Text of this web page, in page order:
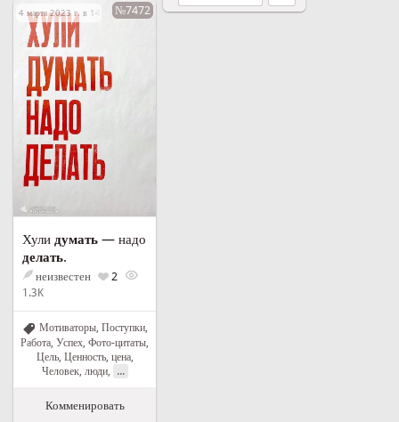
4 марта 2023 г. в 14:20 №7472
Хули думать — надо
делать.
неизвестен 2
1.3K
Мотиваторы, Поступки,
Работа, Успех, Фото-цитаты,
Цель, Ценность, цена,
Человек, люди, ...
Комменировать